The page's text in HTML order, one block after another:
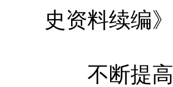
史资料续编
不断提高